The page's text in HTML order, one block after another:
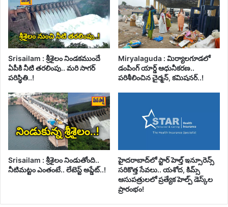
Srisailam : శ్రీశైలం నిండకముందే
ఏపీకి నీటి తరలింపు.. మరి సాగర్
పరిస్థితి..!
Miryalaguda : మిర్యాలగూడలో
డంపింగ్ యార్డ్ ఆధునీకరణ..
పరిశీలించిన చైర్మన్, కమిషనర్..!
Srisailam : శ్రీశైలం నిండుతోంది..
నీటిమట్టం ఎంతంటే.. లేటెస్ట్ అప్డేట్..!
హైదరాబాద్‌లో స్టార్ హెల్త్ ఇన్సూరెన్స్
సరికొత్త సేవలు.. యశోద, కిమ్స్
ఆసుపత్రులలో ప్రత్యేక హెల్ప్ డెస్క్‌ల
ప్రారంభం!